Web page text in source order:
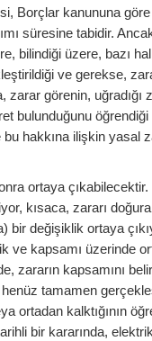
Borçlar kanununa
süresine tabidir.
bilindiği üzere, bazı
ve gerekse,
görenin, uğradığı
bulunduğunu
hakkına ilişkin yasal
ortaya
kısaca, zararı
değişiklik ortaya
ve kapsamı üzerinde
zararın kapsamını
tamamen
ortadan kalktığının
bir kararında,